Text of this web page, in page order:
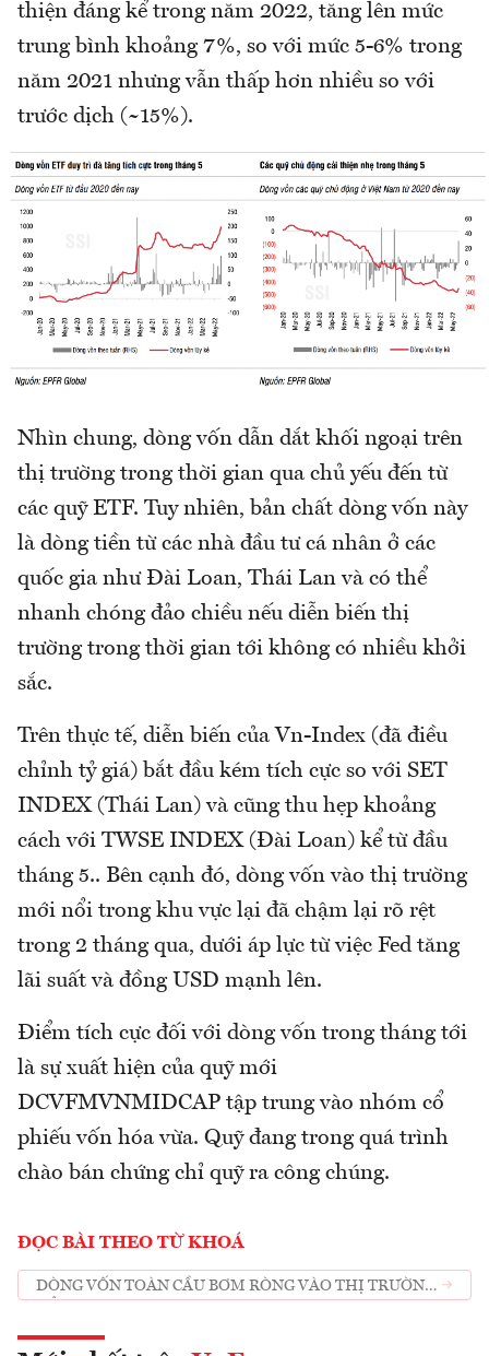
thiện đáng kể trong năm 2022, tăng lên mức
trung bình khoảng 7%, so với mức 5-6% trong
năm 2021 nhưng vẫn thấp hơn nhiều so với
trước dịch (~15%).
Nhìn chung, dòng vốn dẫn dắt khối ngoại trên
thị trường trong thời gian qua chủ yếu đến từ
các quỹ ETF. Tuy nhiên, bản chất dòng vốn này
là dòng tiền từ các nhà đầu tư cá nhân ở các
quốc gia như Đài Loan, Thái Lan và có thể
nhanh chóng đảo chiều nếu diễn biến thị
trường trong thời gian tới không có nhiều khởi
sắc.
Trên thực tế, diễn biến của Vn-Index (đã điều
chỉnh tỷ giá) bắt đầu kém tích cực so với SET
INDEX (Thái Lan) và cũng thu hẹp khoảng
cách với TWSE INDEX (Đài Loan) kể từ đầu
tháng 5.. Bên cạnh đó, dòng vốn vào thị trường
mới nổi trong khu vực lại đã chậm lại rõ rệt
trong 2 tháng qua, dưới áp lực từ việc Fed tăng
lãi suất và đồng USD mạnh lên.
Điểm tích cực đối với dòng vốn trong tháng tới
là sự xuất hiện của quỹ mới
DCVFMVNMIDCAP tập trung vào nhóm cổ
phiếu vốn hóa vừa. Quỹ đang trong quá trình
chào bán chứng chỉ quỹ ra công chúng.
ĐỌC BÀI THEO TỪ KHOÁ
DÒNG VỐN TOÀN CẦU BƠM RÒNG VÀO THỊ TRƯỜNG